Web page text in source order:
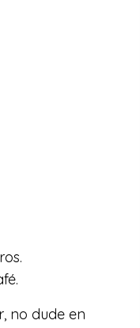
no dude en